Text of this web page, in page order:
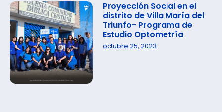
Proyección Social en el
distrito de Villa María del
Triunfo- Programa de
Estudio Optometría
octubre 25, 2023